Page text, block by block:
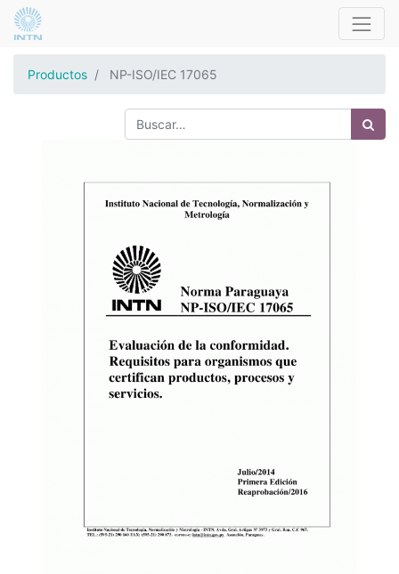
Productos NP-ISO/IEC 17065